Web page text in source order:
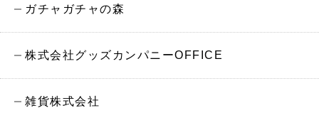
ガチャガチャの森
株式会社グッズカンパニーOFFICE
雑貨株式会社